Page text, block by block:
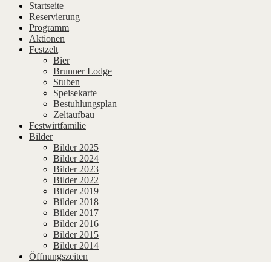
Startseite
Reservierung
Programm
Aktionen
Festzelt
Bier
Brunner Lodge
Stuben
Speisekarte
Bestuhlungsplan
Zeltaufbau
Festwirtfamilie
Bilder
Bilder 2025
Bilder 2024
Bilder 2023
Bilder 2022
Bilder 2019
Bilder 2018
Bilder 2017
Bilder 2016
Bilder 2015
Bilder 2014
Öffnungszeiten